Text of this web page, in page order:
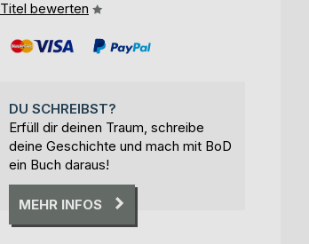
Titel bewerten
DU SCHREIBST?
Erfüll dir deinen Traum, schreibe
deine Geschichte und mach mit BoD
ein Buch daraus!
MEHR INFOS